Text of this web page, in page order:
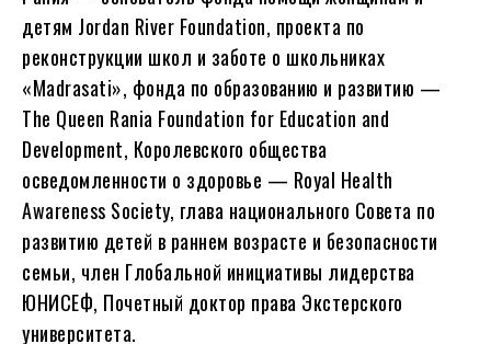
детям Jordan River Foundation, проекта по
реконструкции школ и заботе о школьниках
«Madrasati», фонда по образованию и развитию —
The Queen Rania Foundation for Education and
Development, Королевского общества
осведомленности о здоровье — Royal Health
Awareness Society, глава национального Совета по
развитию детей в раннем возрасте и безопасности
семьи, член Глобальной инициативы лидерства
ЮНИСЕФ, Почетный доктор права Экстерского
университета.